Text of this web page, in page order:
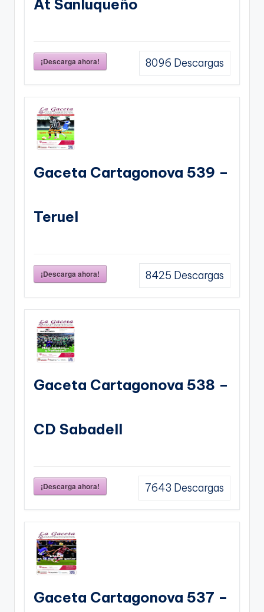
At Sanluqueño
¡Descarga ahora! 8096 Descargas
Gaceta Cartagonova 539 –
Teruel
¡Descarga ahora! 8425 Descargas
Gaceta Cartagonova 538 –
CD Sabadell
¡Descarga ahora! 7643 Descargas
Gaceta Cartagonova 537 –